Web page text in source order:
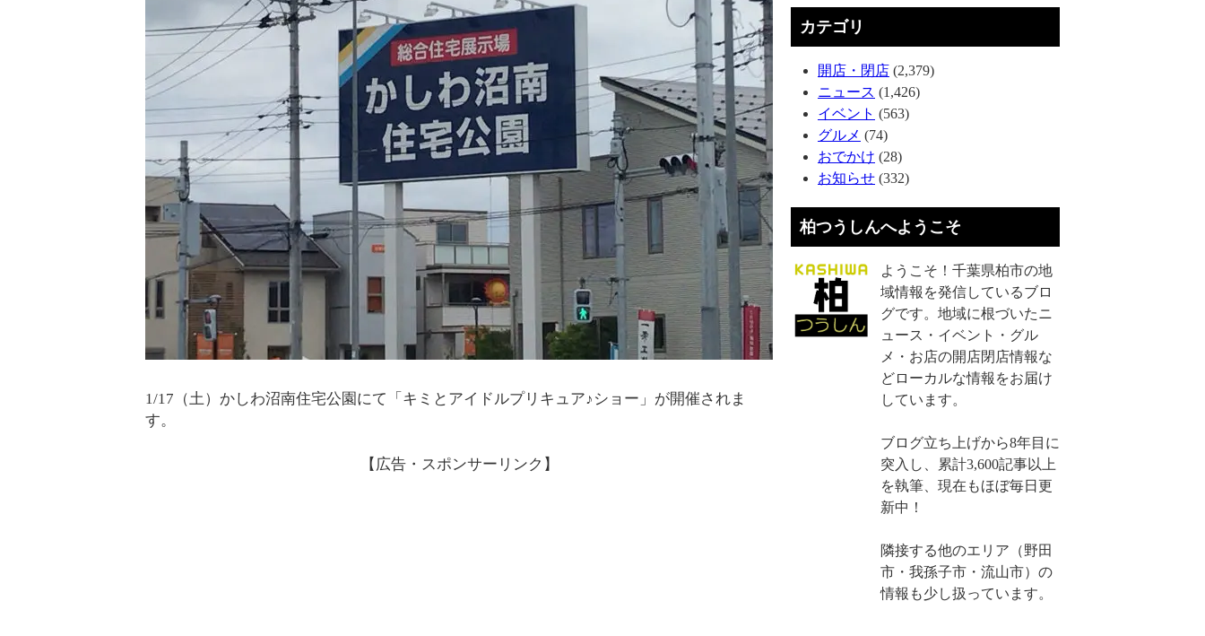
1/17（土）かしわ沼南住宅公園にて「キミとアイドルプリキュア♪ショー」が開催されま
す。
【広告・スポンサーリンク】
カテゴリ
開店・閉店 (2,379)
ニュース (1,426)
イベント (563)
グルメ (74)
おでかけ (28)
お知らせ (332)
柏つうしんへようこそ
ようこそ！千葉県柏市の地
域情報を発信しているブロ
グです。地域に根づいたニ
ュース・イベント・グル
メ・お店の開店閉店情報な
どローカルな情報をお届け
しています。
ブログ立ち上げから8年目に
突入し、累計3,600記事以上
を執筆、現在もほぼ毎日更
新中！
隣接する他のエリア（野田
市・我孫子市・流山市）の
情報も少し扱っています。